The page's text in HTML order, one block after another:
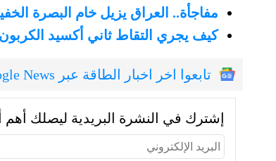
مفاجأة.. العراق يزيل خام البصرة الخفيف
كيف يجري التقاط ثاني أكسيد
تابعوا اخر اخبار الطاقة عبر Google News
إشترك في النشرة البريدية ليصلك أهم